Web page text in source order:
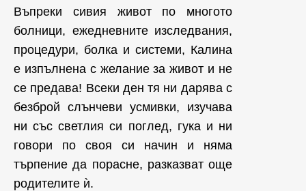
Въпреки сивия живот по многото
болници, ежедневните изследвания,
процедури, болка и системи, Калина
е изпълнена с желание за живот и не
се предава! Всеки ден тя ни дарява с
безброй слънчеви усмивки, изучава
ни със светлия си поглед, гука и ни
говори по своя си начин и няма
търпение да порасне, разказват още
родителите ѝ.